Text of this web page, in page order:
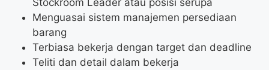
Menguasai sistem manajemen persediaan
barang
Terbiasa bekerja dengan target dan deadline
Teliti dan detail dalam bekerja